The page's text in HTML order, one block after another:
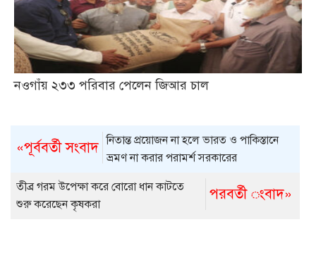
নওগাঁয় ২৩৩ পরিবার পেলেন জিআর চাল
«পূর্ববর্তী সংবাদ নিতান্ত প্রয়োজন না হলে ভারত ও পাকিস্তানে
ভ্রমণ না করার পরামর্শ সরকারের
পরবর্তী ংবাদ»
তীব্র গরম উপেক্ষা করে বোরো ধান কাটতে
শুরু করেছেন কৃষকরা